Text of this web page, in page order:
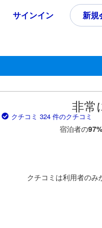
サインイン 新規
非常
クチコミ 324 件のクチコミ
宿泊者の97%
クチコミは利用者のみ